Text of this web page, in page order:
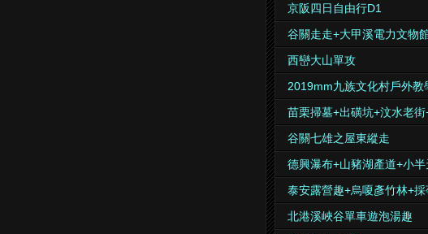
京阪四日自由行D1
谷關走走+大甲溪電力文物
西巒大山單攻
2019mm九族文化村戶外教
苗栗掃墓+出磺坑+汶水老
谷關七雄之屋東縱走
德興瀑布+山豬湖產道+小
泰安露營趣+烏嗄彥竹林+採
北港溪峽谷單車遊泡湯趣